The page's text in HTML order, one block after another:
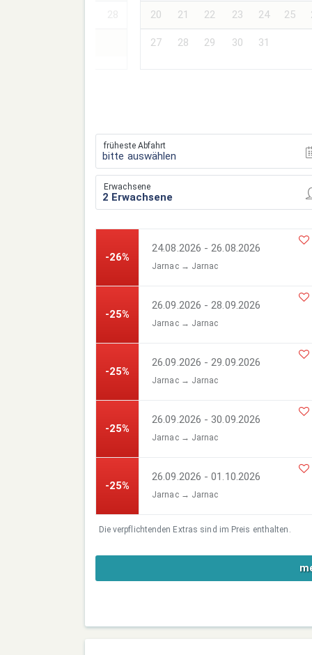
20 21 22 23 24 25
27 28 29 30 31
früheste Abfahrt
bitte auswählen
Erwachsene
-26%
24.08.2026 - 26.08.2026
Jarnac → Jarnac
-25%
26.09.2026 - 28.09.2026
Jarnac → Jarnac
-25%
26.09.2026 - 29.09.2026
Jarnac → Jarnac
-25%
26.09.2026 - 30.09.2026
Jarnac → Jarnac
-25%
26.09.2026 - 01.10.2026
Jarnac → Jarnac
Die verpflichtenden Extras sind im Preis enthalten.